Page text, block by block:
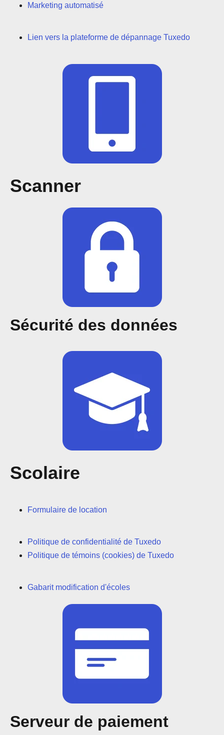
Marketing automatisé
Lien vers la plateforme de dépannage Tuxedo
Scanner
Sécurité des données
Scolaire
Formulaire de location
Politique de confidentialité de Tuxedo
Politique de témoins (cookies) de Tuxedo
Gabarit modification d'écoles
Serveur de paiement